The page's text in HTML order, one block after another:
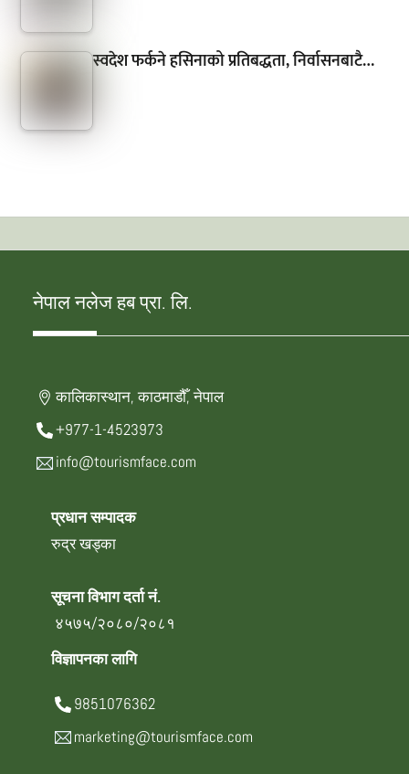
स्वदेश फर्कने हसिनाको प्रतिबद्धता, निर्वासनबाटै…
नेपाल नलेज हब प्रा. लि.
कालिकास्थान, काठमाडौँ, नेपाल
+977-1-4523973
info@tourismface.com
प्रधान सम्पादक
रुद्र खड्का
सूचना विभाग दर्ता नं.
४५७५/२०८०/२०८१
विज्ञापनका लागि
9851076362
marketing@tourismface.com